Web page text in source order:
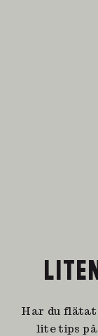
Har du flätat
lite tips